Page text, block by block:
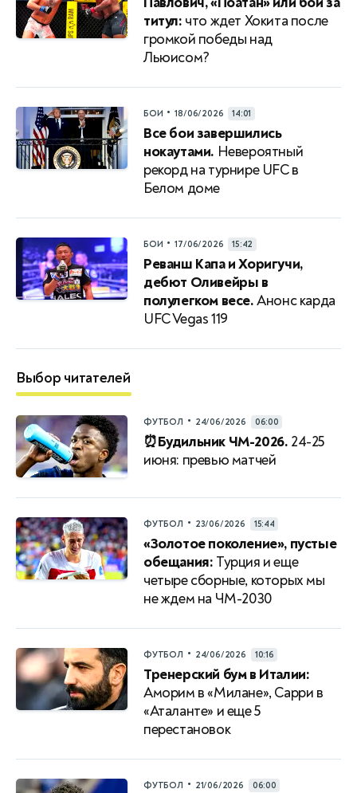
титул: что ждет Хокита после
громкой победы над
Льюисом?
БОИ • 18/06/2026 14:01
Все бои завершились
нокаутами. Невероятный
рекорд на турнире UFC в
Белом доме
БОИ • 17/06/2026 15:42
Реванш Капа и Хоригучи,
дебют Оливейры в
полулегком весе.Анонс карда
UFC Vegas 119
Выбор читателей
ФУТБОЛ • 24/06/2026 06:00
⏰Будильник ЧМ-2026. 24-25
июня: превью матчей
ФУТБОЛ • 23/06/2026 15:44
«Золотое поколение», пустые
обещания: Турция и еще
четыре сборные, которых мы
не ждем на ЧМ-2030
ФУТБОЛ • 24/06/2026 10:16
Тренерский бум в Италии:
Аморим в «Милане», Сарри в
«Аталанте» и еще 5
перестановок
ФУТБОЛ • 21/06/2026 06:00